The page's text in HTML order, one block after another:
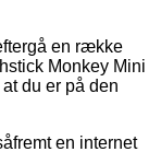
en række
Monkey Mini
du er på den
en internet